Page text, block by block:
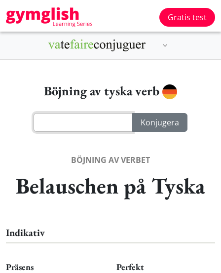
Gratis test
Böjning av tyska verb
BÖJNING AV VERBET
Belauschen på Tyska
Indikativ
Präsens Perfekt